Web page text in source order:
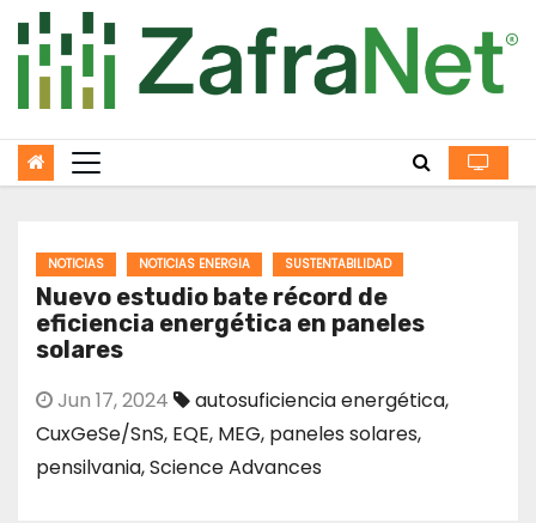
to
content
NOTICIAS NOTICIAS ENERGIA SUSTENTABILIDAD
Nuevo estudio bate récord de
eficiencia energética en paneles
solares
Jun 17, 2024 autosuficiencia energética,
CuxGeSe/SnS, EQE, MEG, paneles solares,
pensilvania,Science Advances